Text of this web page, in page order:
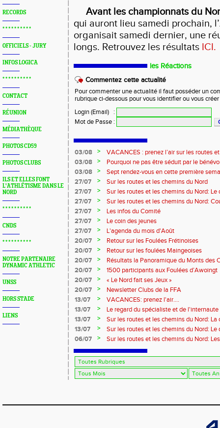
RECORDS
* * * * * * * * * *
OFFICIELS - JURY
INFOS LOGICA
* * * * * * * * * *
CONTACT
RÉUNION
MÉDIATHÈQUE
PHOTOS CD59
PHOTOS CLUBS
ILS ET ELLES FONT
L'ATHLÉTISME DANS LE
NORD
* * * * * * * * * *
CNDS
* * * * * * * * * *
NOTRE PARTENAIRE
DYNAMIC ATHLETIC
UNSS
HORS STADE
LIENS
Avant les championnats du
qui auront lieu samedi prochain,
organisait samedi dernier, une
longs. Retrouvez les résultats ICI.
les Réactions
Commentez cette actualité
Pour commenter une actualité il faut posséder un
rubrique ci-dessous pour vous identifier ou vous
Login (Email)
:
Mot de Passe :
03/08 >
VACANCES : prenez l’air sur les routes
03/08
>
Pourquoi ne pas être séduit par le
?...
03/08 >
Sept rendez-vous en cette première
27/07
>
Sur les routes et les chemins du Nord
27/07
>
Sur les routes et les chemins du Nord:
27/07
>
Sur les routes et les chemins du Nord:
Marque
27/07 >
Les infos du Comité
27/07
>
Le coin des jeunes
27/07
>
L'agenda du mois d'Août
20/07
>
Retour sur les Foulées Frétinoises
20/07
>
Retour sur les foulées Maingeoises
20/07
>
Résultats la Panoramique du Monts des
20/07
>
1500 participants aux Foulées d’Awoingt
20/07
>
« Le Nord fait ses Jeux »
20/07
>
Newsletter Clubs de la FFA
13/07
>
VACANCES: prenez l'air....
13/07
>
Le regard du spécialiste et de l'internaute
13/07
>
Sur les routes et les chemins du Nord: La
13/07
>
Sur les routes et les chemins du Nord:
06/07
> Sur les routes et les chemins du Nord: